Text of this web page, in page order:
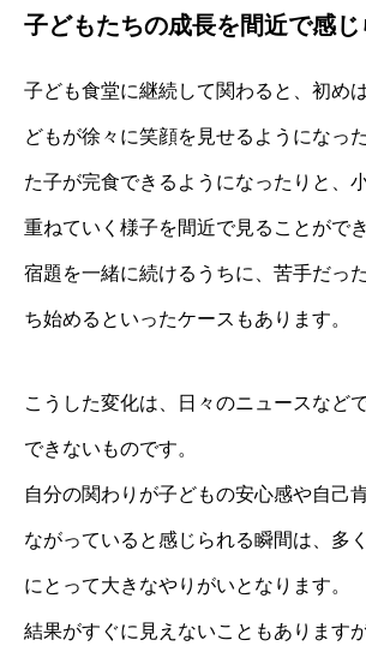
子どもたちの成長を間近で感じ
子ども食堂に継続して関わると、初め
どもが徐々に笑顔を見せるようになっ
た子が完食できるようになったりと、
重ねていく様子を間近で見ることができ
宿題を一緒に続けるうちに、苦手だっ
ち始めるといったケースもあります。
こうした変化は、日々のニュースなど
できないものです。
自分の関わりが子どもの安心感や自己
ながっていると感じられる瞬間は、多
にとって大きなやりがいとなります。
結果がすぐに見えないこともあります